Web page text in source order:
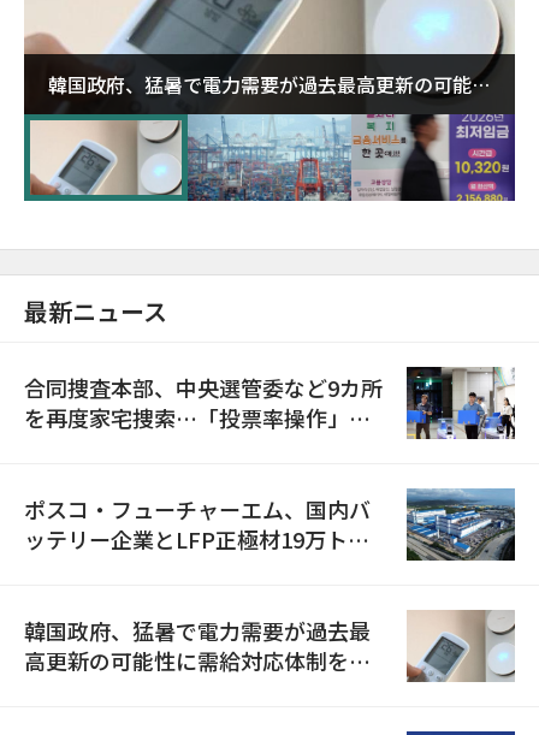
韓国政府、猛暑で電力需要が過去最高更新の可能性
に需給対応体制を点検
最新ニュース
合同捜査本部、中央選管委など9カ所
を再度家宅捜索…「投票率操作」の
ポスコ・フューチャーエム、国内バ
ッテリー企業とLFP正極材19万トン
韓国政府、猛暑で電力需要が過去最
高更新の可能性に需給対応体制を点